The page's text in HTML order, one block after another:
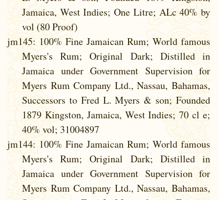
Jamaica, West Indies; One Litre; ALc 40% by
vol (80 Proof)
jm145: 100% Fine Jamaican Rum; World famous
Myers's Rum; Original Dark; Distilled in
Jamaica under Government Supervision for
Myers Rum Company Ltd., Nassau, Bahamas,
Successors to Fred L. Myers & son; Founded
1879 Kingston, Jamaica, West Indies; 70 cl e;
40% vol; 31004897
jm144: 100% Fine Jamaican Rum; World famous
Myers's Rum; Original Dark; Distilled in
Jamaica under Government Supervision for
Myers Rum Company Ltd., Nassau, Bahamas,